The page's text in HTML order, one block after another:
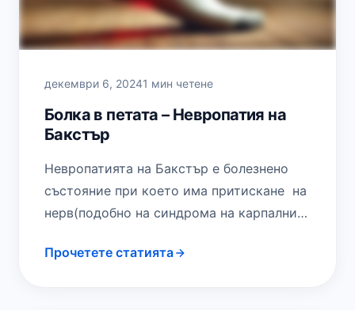
декември 6, 20241 мин четене
Болка в петата – Невропатия на
Бакстър
Невропатията на Бакстър е болезнено
състояние при което има притискане на
нерв(подобно на синдрома на карпалния
стъпалото. До 20%…
Прочетете статията